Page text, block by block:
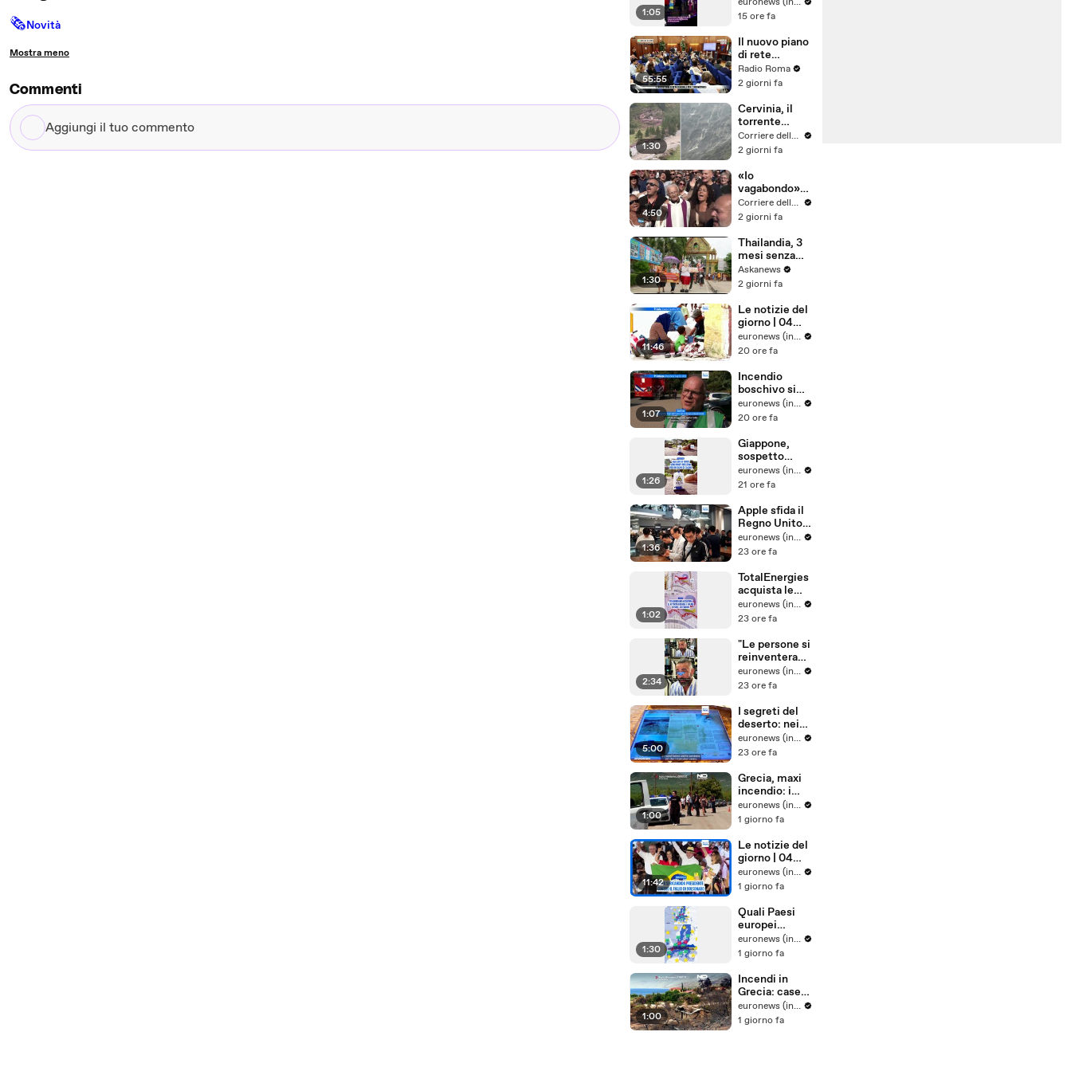
🗞Novità
Mostra meno
Commenti
Aggiungi
il
1:05
stato
pagare quasi
un milione di
sterline alle
amiche
15 ore fa
55:55
Il nuovo piano
di rete
regionale per
l’Endometrios
Radio Roma
2 giorni fa
1:30
Cervinia, il
torrente
esonda e dalla
montagna
muro d'acqua:
il video del
nubifragio
Corriere della Sera
2 giorni fa
4:50
«Io
vagabondo»
risuona per
don Mazzi: il
ragazzi in
piazza
Sant'Ambrogi
o
Corriere della Sera
2 giorni fa
1:30
Thailandia, 3
mesi senza
alcol: in un
tempio un
cambia la vita
Askanews
2 giorni fa
11:46
Le notizie del
giorno | 04
agosto 2026 -
Serale
euronews (in Italiano)
20 ore fa
1:07
Incendio
boschivo si
estende in
una riserva
sud dei Paesi
Bassi
euronews (in Italiano)
20 ore fa
1:26
Giappone,
sospetto
colpo di
calore uccide
zoo Tama di
Tokyo
euronews (in Italiano)
21 ore fa
1:36
Apple sfida il
Regno Unito
sui dati
criptati: è
legale sulla
privacy
euronews (in Italiano)
23 ore fa
1:02
TotalEnergies
acquista le
attività
eoliche e
in Europa
euronews (in Italiano)
23 ore fa
2:34
"Le persone si
reinventerann
o": il sarto
portoghese
tradizione
degli abiti su
misura
euronews (in Italiano)
23 ore fa
5:00
I segreti del
deserto: nei
paesaggi
antichi e nelle
dell'Uzbekista
n
euronews (in Italiano)
23 ore fa
1:00
Grecia, maxi
incendio: i
vigili del
fuoco
le fiamme
spinte dal
vento
euronews (in Italiano)
1 giorno fa
11:42
Le notizie del
giorno | 04
agosto 2026 -
Pomeridiane
euronews (in Italiano)
1 giorno fa
1:30
Quali Paesi
europei
sostengono
maggiorment
dell'Ucraina
all'Ue?
euronews (in Italiano)
1 giorno fa
1:00
Incendi in
Grecia: case
distrutte e
auto bruciate
euronews (in Italiano)
1 giorno fa